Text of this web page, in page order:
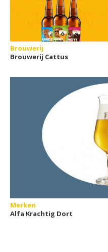
Brouwerij
Brouwerij Cattus
Merken
Alfa Krachtig Dort